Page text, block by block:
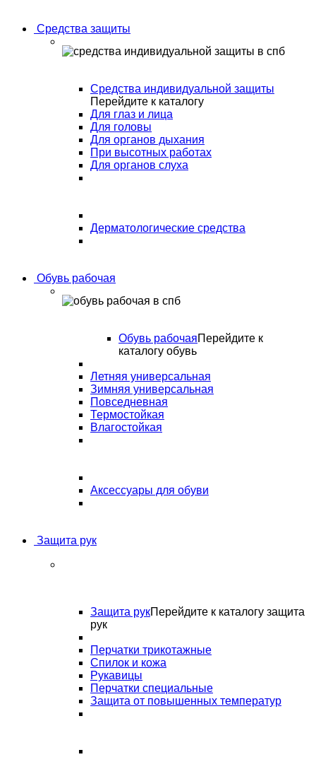
Средства защиты
Средства индивидуальной защиты
Перейдите к каталогу
Для глаз и лица
Для головы
Для органов дыхания
При высотных работах
Для органов слуха
Дерматологические средства
Обувь рабочая
Обувь рабочаяПерейдите к
каталогу обувь
Летняя универсальная
Зимняя универсальная
Повседневная
Термостойкая
Влагостойкая
Аксессуары для обуви
Защита рук
Защита рукПерейдите к каталогу защита
рук
Перчатки трикотажные
Спилок и кожа
Рукавицы
Перчатки специальные
Защита от повышенных температур